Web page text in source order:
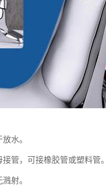
水。
管，可接橡胶管或塑料管。
射。